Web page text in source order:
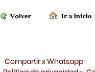
Compartir x Whatsapp